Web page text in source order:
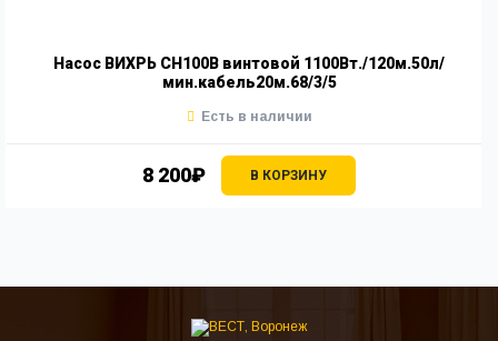
Насос ВИХРЬ СН100В винтовой 1100Вт./120м.50л/
мин.кабель20м.68/3/5
8 200₽ В КОРЗИНУ
Есть в наличии